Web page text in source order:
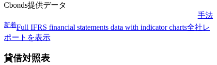
Cbonds提供データ
手法
新着Full IFRS financial statements data with indicator charts全社レ
ポートを表示
貸借対照表